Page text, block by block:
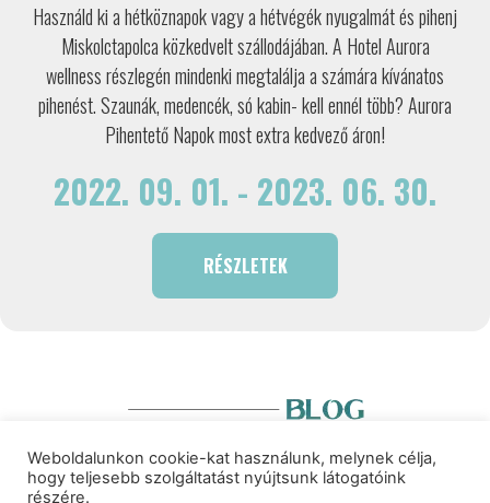
Használd ki a hétköznapok vagy a hétvégék nyugalmát és pihenj
Miskolctapolca közkedvelt szállodájában. A Hotel Aurora
wellness részlegén mindenki megtalálja a számára kívánatos
pihenést. Szaunák, medencék, só kabin- kell ennél több? Aurora
Pihentető Napok most extra kedvező áron!
2022. 09. 01. - 2023. 06. 30.
RÉSZLETEK
Weboldalunkon cookie-kat használunk, melynek célja,
hogy teljesebb szolgáltatást nyújtsunk látogatóink
részére.